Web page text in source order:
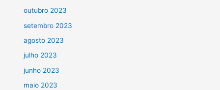
outubro 2023
setembro 2023
agosto 2023
julho 2023
junho 2023
maio 2023